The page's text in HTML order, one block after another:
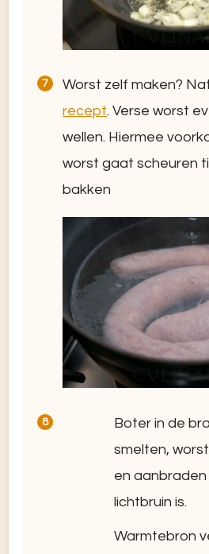
Worst zelf maken?
recept. Verse worst
wellen. Hiermee
worst gaat scheuren
bakken
Boter in de
smelten,
en
lichtbruin is.
Warmtebron